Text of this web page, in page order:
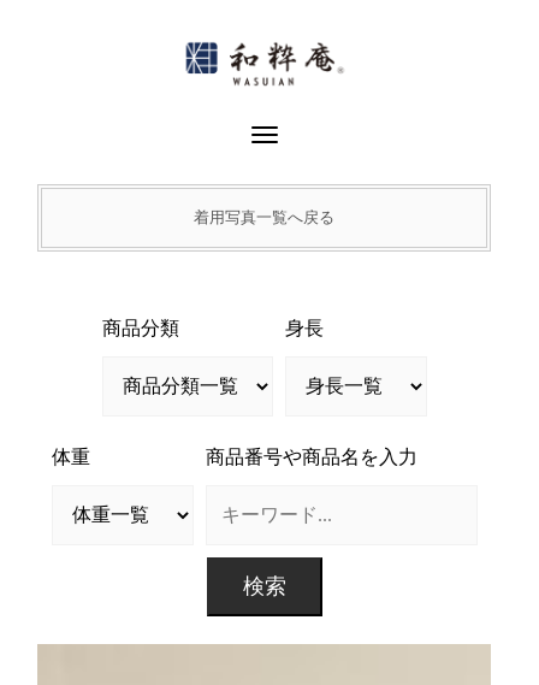
Toggle Navigation
着用写真一覧へ戻る
商品分類 身長
体重 商品番号や商品名を入力